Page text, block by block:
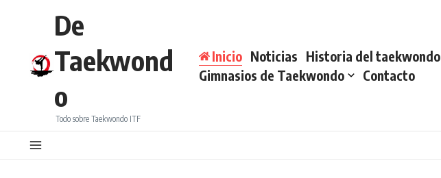
De
Taekwond
o
Todo sobre Taekwondo ITF
Inicio Noticias Historia del taekwondo
Gimnasios de Taekwondo
Contacto